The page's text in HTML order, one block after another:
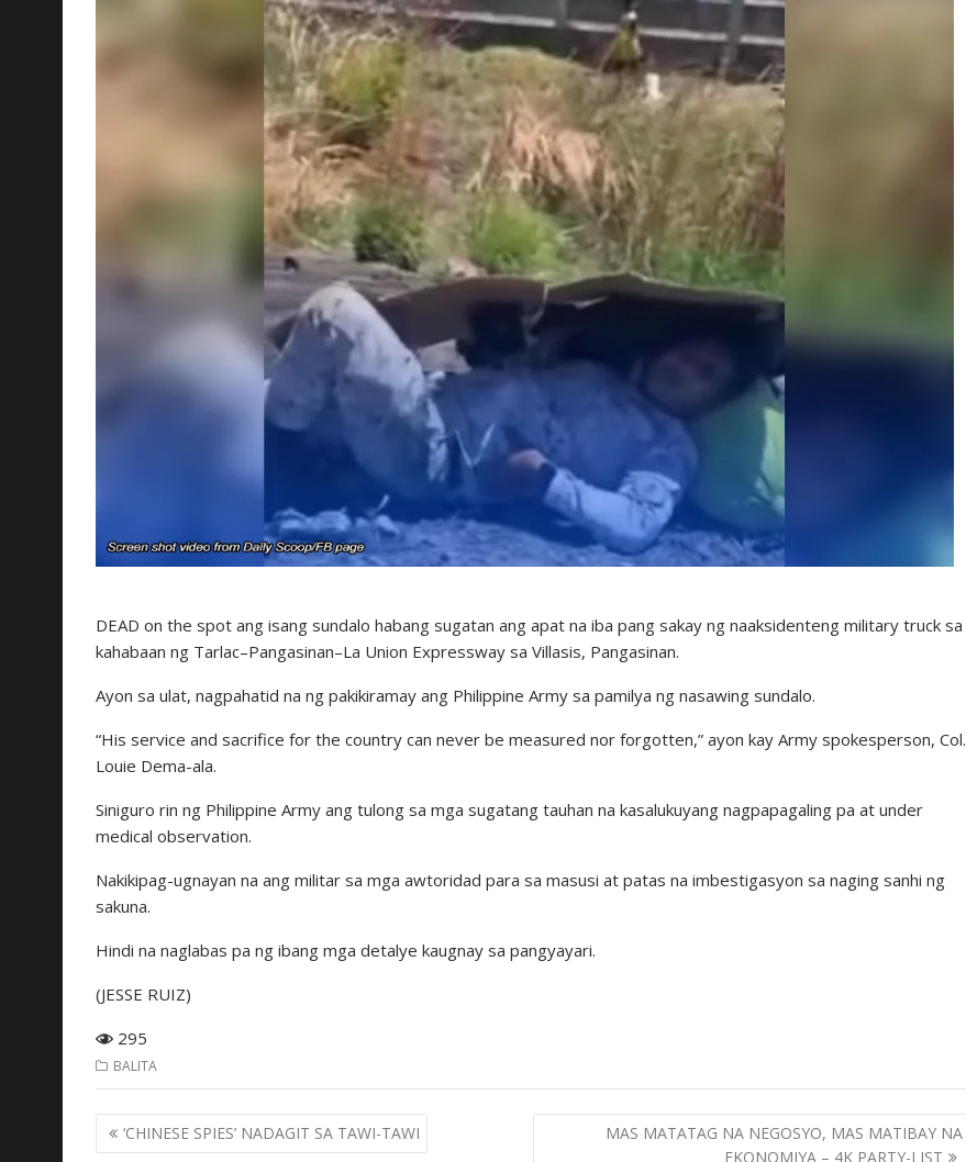
DEAD on the spot ang isang sundalo habang sugatan ang apat na iba pang sakay ng naaksidenteng military truck sa
kahabaan ng Tarlac–Pangasinan–La Union Expressway sa Villasis, Pangasinan.
Ayon sa ulat, nagpahatid na ng pakikiramay ang Philippine Army sa pamilya ng nasawing sundalo.
“His service and sacrifice for the country can never be measured nor forgotten,” ayon kay Army spokesperson, Col.
Louie Dema-ala.
Siniguro rin ng Philippine Army ang tulong sa mga sugatang tauhan na kasalukuyang nagpapagaling pa at under
medical observation.
Nakikipag-ugnayan na ang militar sa mga awtoridad para sa masusi at patas na imbestigasyon sa naging sanhi ng
sakuna.
Hindi na naglabas pa ng ibang mga detalye kaugnay sa pangyayari.
(JESSE RUIZ)
295
BALITA
Post
navigation
‘CHINESE SPIES’ NADAGIT SA TAWI-TAWI
MAS MATATAG NA NEGOSYO, MAS MATIBAY NA
EKONOMIYA – 4K PARTY-LIST